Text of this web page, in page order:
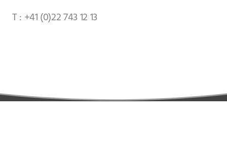
T : +41 (0)22 743 12 13